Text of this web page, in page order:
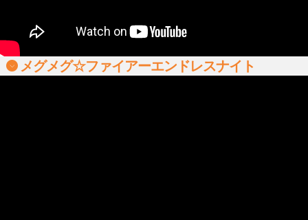
メグメグ☆ファイアーエンドレスナイト